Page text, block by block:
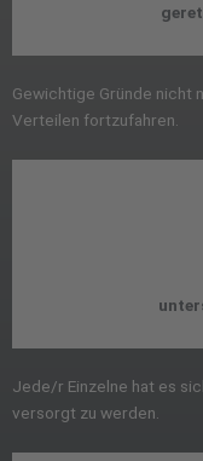
Gewichtige Gründe nicht
Verteilen fortzufahren.
Jede/r Einzelne hat es
versorgt zu werden.